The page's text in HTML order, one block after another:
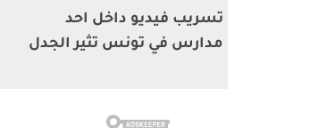
تسريب فيديو داخل احد
مدارس في تونس تثير الجدل